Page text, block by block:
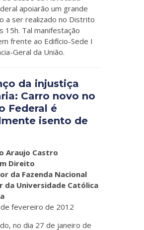
apoiarão um grande
a ser realizado no Distrito
15h. Tal manifestação
frente ao Edifício-Sede I
Geral da União.
da injustiça
Carro novo no
Federal é
isento de
Araujo Castro
Direito
da Fazenda Nacional
da Universidade Católica
de fevereiro de 2012
no dia 27 de janeiro de